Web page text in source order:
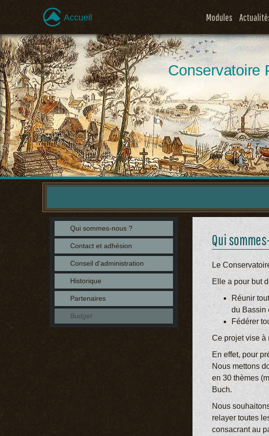
Accueil Modules
Conservatoire
Qui sommes-nous ?
Contact et adhésion
Conseil d'administration
Historique
Partenaires
Budget
Qui
Le
Elle a pour but
Réunir
du Bassin
Fédérer
Ce projet vise à
En effet, pour
Nous mettons
en 30 thèmes
Buch.
Nous
relayer toutes
consacrant au